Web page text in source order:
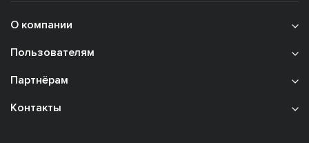
О компании
Пользователям
Партнёрам
Контакты